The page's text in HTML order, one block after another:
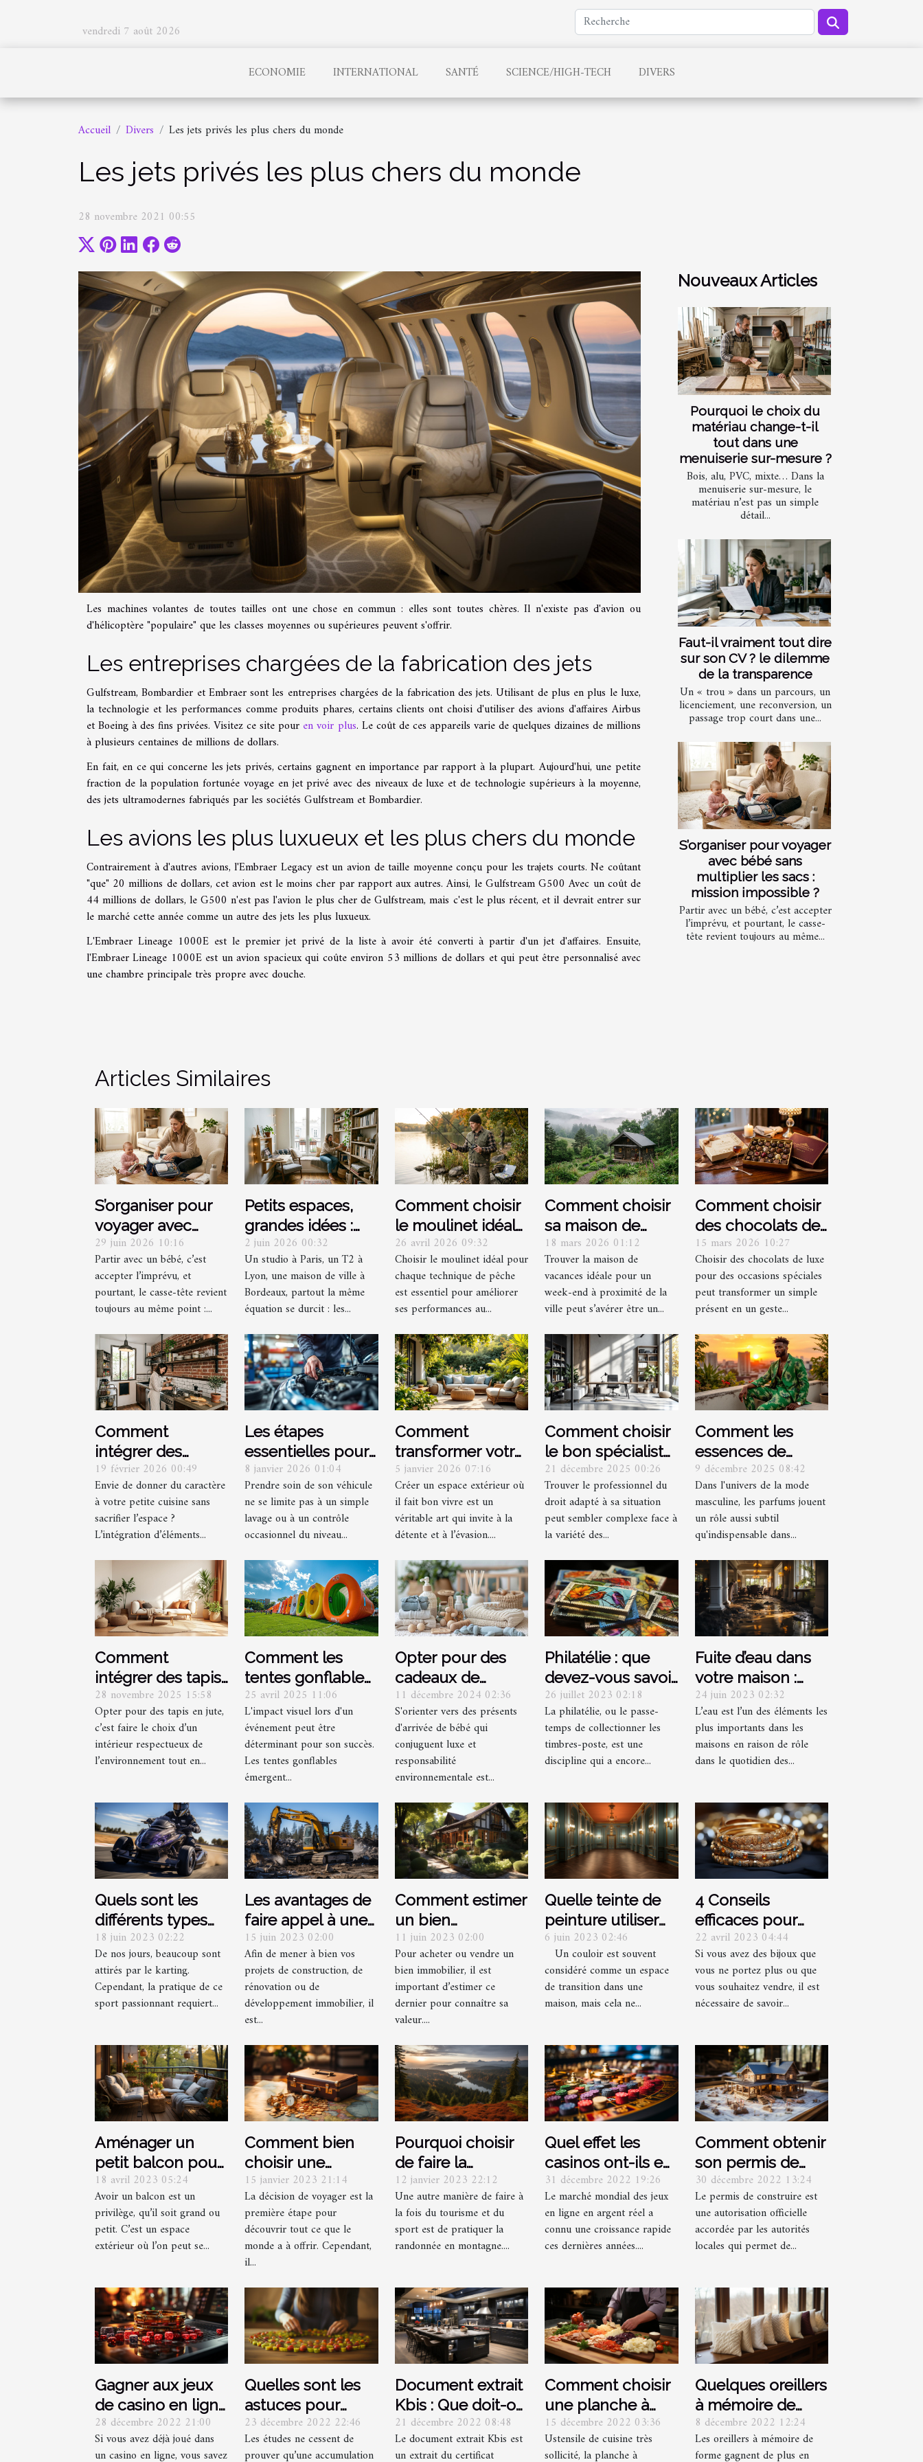
vendredi 7 août 2026
ECONOMIE INTERNATIONAL SANTÉ SCIENCE/HIGH-TECH DIVERS
Accueil Divers Les jets privés les plus chers du monde
Les jets privés les plus chers du monde
28 novembre 2021 00:55
Les machines volantes de toutes tailles ont une chose en commun : elles sont toutes chères. Il n'existe pas d'avion ou
d'hélicoptère "populaire" que les classes moyennes ou supérieures peuvent s'offrir.
Les entreprises chargées de la fabrication des jets
Gulfstream, Bombardier et Embraer sont les entreprises chargées de la fabrication des jets. Utilisant de plus en plus le luxe,
la technologie et les performances comme produits phares, certains clients ont choisi d'utiliser des avions d'affaires Airbus
et Boeing à des fins privées. Visitez ce site pour en voir plus. Le coût de ces appareils varie de quelques dizaines de millions
à plusieurs centaines de millions de dollars.
En fait, en ce qui concerne les jets privés, certains gagnent en importance par rapport à la plupart. Aujourd'hui, une petite
fraction de la population fortunée voyage en jet privé avec des niveaux de luxe et de technologie supérieurs à la moyenne,
des jets ultramodernes fabriqués par les sociétés Gulfstream et Bombardier.
Les avions les plus luxueux et les plus chers du monde
Contrairement à d'autres avions, l'Embraer Legacy est un avion de taille moyenne conçu pour les trajets courts. Ne coûtant
"que" 20 millions de dollars, cet avion est le moins cher par rapport aux autres. Ainsi, le Gulfstream G500 Avec un coût de
44 millions de dollars, le G500 n'est pas l'avion le plus cher de Gulfstream, mais c'est le plus récent, et il devrait entrer sur
le marché cette année comme un autre des jets les plus luxueux.
L'Embraer Lineage 1000E est le premier jet privé de la liste à avoir été converti à partir d'un jet d'affaires. Ensuite,
l'Embraer Lineage 1000E est un avion spacieux qui coûte environ 53 millions de dollars et qui peut être personnalisé avec
une chambre principale très propre avec douche.
Nouveaux Articles
Pourquoi le choix du
matériau change-t-il
tout dans une
menuiserie sur-mesure ?
Bois, alu, PVC, mixte… Dans la
menuiserie sur-mesure, le
matériau n’est pas un simple
détail...
Faut-il vraiment tout dire
sur son CV ? le dilemme
de la transparence
Un « trou » dans un parcours, un
licenciement, une reconversion, un
passage trop court dans une...
S’organiser pour voyager
avec bébé sans
multiplier les sacs :
mission impossible ?
Partir avec un bébé, c’est accepter
l’imprévu, et pourtant, le casse-
tête revient toujours au même...
Articles Similaires
S’organiser pour
voyager avec
bébé sans
multiplier les sacs
: mission
impossible ?
29 juin 2026 10:16
Partir avec un bébé, c’est
accepter l’imprévu, et
pourtant, le casse-tête revient
toujours au même point :...
Petits espaces,
grandes idées :
optimiser chaque
recoin grâce à la
décoration
2 juin 2026 00:32
Un studio à Paris, un T2 à
Lyon, une maison de ville à
Bordeaux, partout la même
équation se durcit : les...
Comment choisir
le moulinet idéal
pour différentes
techniques de
pêche ?
26 avril 2026 09:32
Choisir le moulinet idéal pour
chaque technique de pêche
est essentiel pour améliorer
ses performances au...
Comment choisir
sa maison de
vacances pour un
week-end proche
de la ville ?
18 mars 2026 01:12
Trouver la maison de
vacances idéale pour un
week-end à proximité de la
ville peut s’avérer être un...
Comment choisir
des chocolats de
luxe pour des
occasions
spéciales ?
15 mars 2026 10:27
Choisir des chocolats de luxe
pour des occasions spéciales
peut transformer un simple
présent en un geste...
Comment
intégrer des
éléments
industriels dans
une petite cuisine
?
19 février 2026 00:49
Envie de donner du caractère
à votre petite cuisine sans
sacrifier l’espace ?
L’intégration d’éléments...
Les étapes
essentielles pour
un entretien auto
réussi
8 janvier 2026 01:04
Prendre soin de son véhicule
ne se limite pas à un simple
lavage ou à un contrôle
occasionnel du niveau...
Comment
transformer votre
espace extérieur
en un havre de
paix ?
5 janvier 2026 07:16
Créer un espace extérieur où
il fait bon vivre est un
véritable art qui invite à la
détente et à l’évasion....
Comment choisir
le bon spécialiste
juridique selon
vos besoins ?
21 décembre 2025 00:26
Trouver le professionnel du
droit adapté à sa situation
peut sembler complexe face à
la variété des...
Comment les
essences de
parfum vertes
influencent-elles
la mode
masculine ?
9 décembre 2025 08:42
Dans l'univers de la mode
masculine, les parfums jouent
un rôle aussi subtil
qu'indispensable dans...
Comment
intégrer des tapis
en jute pour un
intérieur
écologique ?
28 novembre 2025 15:58
Opter pour des tapis en jute,
c’est faire le choix d’un
intérieur respectueux de
l’environnement tout en...
Comment les
tentes gonflables
renforcent la
visibilité lors
d'événements
25 avril 2025 11:06
L'impact visuel lors d'un
événement peut être
déterminant pour son succès.
Les tentes gonflables
émergent...
Opter pour des
cadeaux de
naissance de luxe
et
écoresponsables
11 décembre 2024 02:36
S'orienter vers des présents
d'arrivée de bébé qui
conjuguent luxe et
responsabilité
environnementale est...
Philatélie : que
devez-vous savoir
lorsque vous
collectionnez des
timbres ?
26 juillet 2023 02:18
La philatélie, ou le passe-
temps de collectionner les
timbres-poste, est une
discipline qui a encore...
Fuite d’eau dans
votre maison :
Comment arriver
à détecter et les
précautions à
prendre plus
24 juin 2023 02:32
L’eau est l’un des éléments les
plus importants dans les
maisons en raison de rôle
dans le quotidien des...
Quels sont les
différents types
de licences
nécessaires pour
le Karting ?
18 juin 2023 02:22
De nos jours, beaucoup sont
attirés par le karting.
Cependant, la pratique de ce
sport passionnant requiert...
Les avantages de
faire appel à une
entreprise de
démolition pour
vos projets
15 juin 2023 02:00
Afin de mener à bien vos
projets de construction, de
rénovation ou de
développement immobilier, il
est...
Comment estimer
un bien
immobilier à
Brive-la-Gaillarde
?
11 juin 2023 02:00
Pour acheter ou vendre un
bien immobilier, il est
important d’estimer ce
dernier pour connaître sa
valeur....
Quelle teinte de
peinture utiliser
pour un couloir et
ses portes ?
6 juin 2023 02:46
Un couloir est souvent
considéré comme un espace
de transition dans une
maison, mais cela ne...
4 Conseils
efficaces pour
racheter vos
bijoux
22 avril 2023 04:44
Si vous avez des bijoux que
vous ne portez plus ou que
vous souhaitez vendre, il est
nécessaire de savoir...
Aménager un
petit balcon pour
l’été : comment y
réussir
parfaitement ?
18 avril 2023 05:24
Avoir un balcon est un
privilège, qu’il soit grand ou
petit. C’est un espace
extérieur où l’on peut se...
Comment bien
choisir une
destination de
voyage ?
15 janvier 2023 21:14
La décision de voyager est la
première étape pour
découvrir tout ce que le
monde a à offrir. Cependant,
il...
Pourquoi choisir
de faire la
randonnée ?
12 janvier 2023 22:12
Une autre manière de faire à
la fois du tourisme et du
sport est de pratiquer la
randonnée en montagne....
Quel effet les
casinos ont-ils eu
sur l'économie
mondiale ?
31 décembre 2022 19:26
Le marché mondial des jeux
en ligne en argent réel a
connu une croissance rapide
ces dernières années....
Comment obtenir
son permis de
construire ?
30 décembre 2022 13:24
Le permis de construire est
une autorisation officielle
accordée par les autorités
locales qui permet de...
Gagner aux jeux
de casino en ligne
: quelques
conseils
28 décembre 2022 21:00
Si vous avez déjà joué dans
un casino en ligne, vous savez
Quelles sont les
astuces pour
maigrir du ventre
?
23 décembre 2022 22:46
Les études ne cessent de
prouver qu’une accumulation
Document extrait
Kbis : Que doit-on
savoir ?
21 décembre 2022 08:48
Le document extrait Kbis est
un extrait du certificat
Comment choisir
une planche à
découper?
15 décembre 2022 03:36
Ustensile de cuisine très
sollicité, la planche à
Quelques oreillers
à mémoire de
forme
8 décembre 2022 12:24
Les oreillers à mémoire de
forme gagnent de plus en